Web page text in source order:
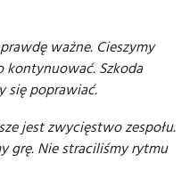
ważne. Cieszymy
kontynuować. Szkoda
się poprawiać.
jest zwycięstwo zespołu.
grę. Nie straciliśmy rytmu